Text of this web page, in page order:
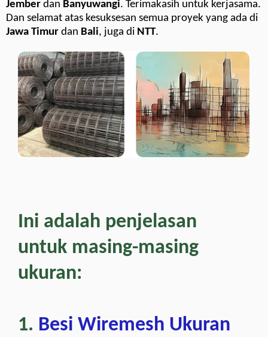
Jember dan Banyuwangi. Terimakasih untuk kerjasama.
Dan selamat atas kesuksesan semua proyek yang ada di
Jawa Timur dan Bali, juga di NTT.
Ini adalah penjelasan
untuk masing-masing
ukuran:
1. Besi Wiremesh Ukuran